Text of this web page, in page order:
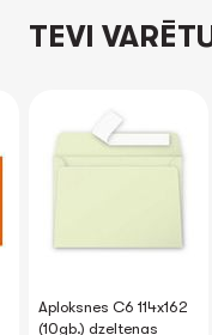
TEVI
Aploksnes C6 114x162
(10gb.) dzeltenas